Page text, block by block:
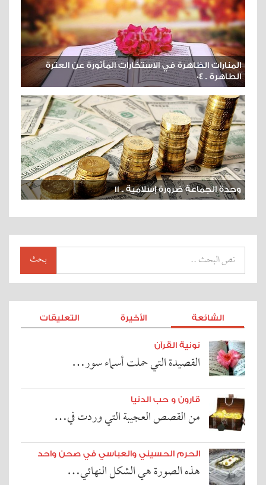
المنارات الظاهرة في الاستخارات المأثورة عن العترة
الطاهرة ـ 04
وحدة الجماعة ضرورة إسلامية ـ 11
بحث
الشائعة الأخيرة التعليقات
نونية القرآن
القصيدة التي حملت أسماء سور…
قارون و حب الدنيا
من القصص العجيبة التي وردت في…
الحرم الحسيني والعباسي في صحن واحد
هذه الصورة هي الشكل النهائي…